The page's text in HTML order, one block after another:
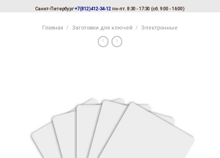
Санкт-Петербург+7(812)412-34-12 пн-пт. 8:30 - 17:30 (сб. 9:00 - 16:00)
Главная / Заготовки для ключей / Электронные